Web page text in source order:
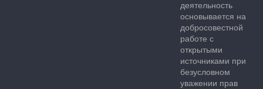
деятельность
основывается на
добросовестной
работе с
открытыми
источниками при
безусловном
уважении прав